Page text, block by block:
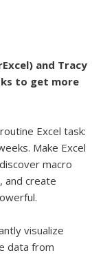
and Tracy
to get more
Excel task:
Make Excel
macro
and create
visualize
data from